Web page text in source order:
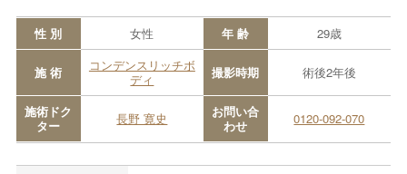
性 別 女性 年 齢 29歳
施 術
コンデンスリッチボ
ディ
撮影時期 術後2年後
施術ドク
ター
長野 寛史
お問い合
わせ
0120-092-070